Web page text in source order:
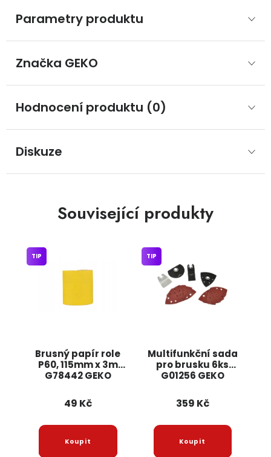
Parametry produktu
Značka GEKO
Hodnocení produktu (0)
Diskuze
Související produkty
Brusný papír role
P60, 115mm x 3m
G78442 GEKO
TIP
49 Kč
Multifunkční sada
pro brusku 6ks
G01256 GEKO
TIP
359 Kč